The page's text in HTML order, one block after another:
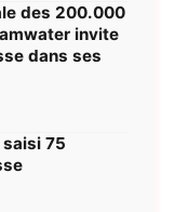
des 200.000
invite
dans ses
saisi 75